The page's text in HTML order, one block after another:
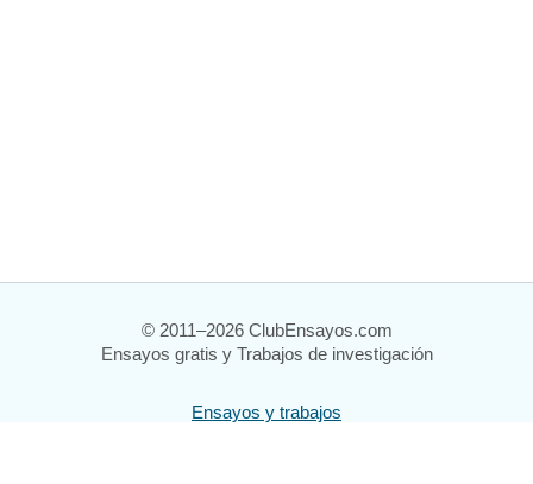
© 2011–2026 ClubEnsayos.com
Ensayos gratis y Trabajos de investigación
Ensayos y trabajos